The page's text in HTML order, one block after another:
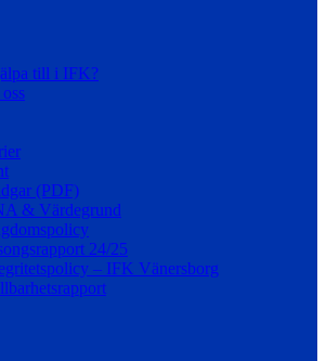
till i IFK?
(PDF)
& Värdegrund
24/25
– IFK Vänersborg